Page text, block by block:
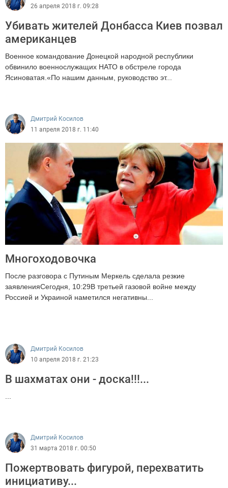
26 апреля 2018 г. 09:28
Убивать жителей Донбасса Киев позвал
американцев
Военное командование Донецкой народной республики
обвинило военнослужащих НАТО в обстреле города
Ясиноватая.«По нашим данным, руководство эт...
Дмитрий Косилов
11 апреля 2018 г. 11:40
Многоходовочка
После разговора с Путиным Меркель сделала резкие
заявленияСегодня, 10:29В третьей газовой войне между
Россией и Украиной наметился негативны...
Дмитрий Косилов
10 апреля 2018 г. 21:23
В шахматах они - доска!!!...
Дмитрий Косилов
31 марта 2018 г. 00:50
Пожертвовать фигурой, перехватить
инициативу...